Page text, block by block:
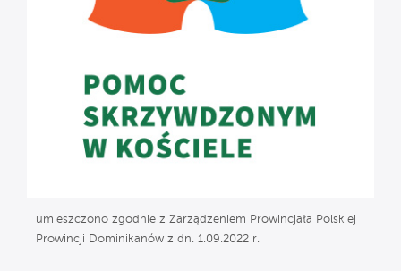
umieszczono zgodnie z Zarządzeniem Prowincjała Polskiej
Prowincji Dominikanów z dn. 1.09.2022 r.